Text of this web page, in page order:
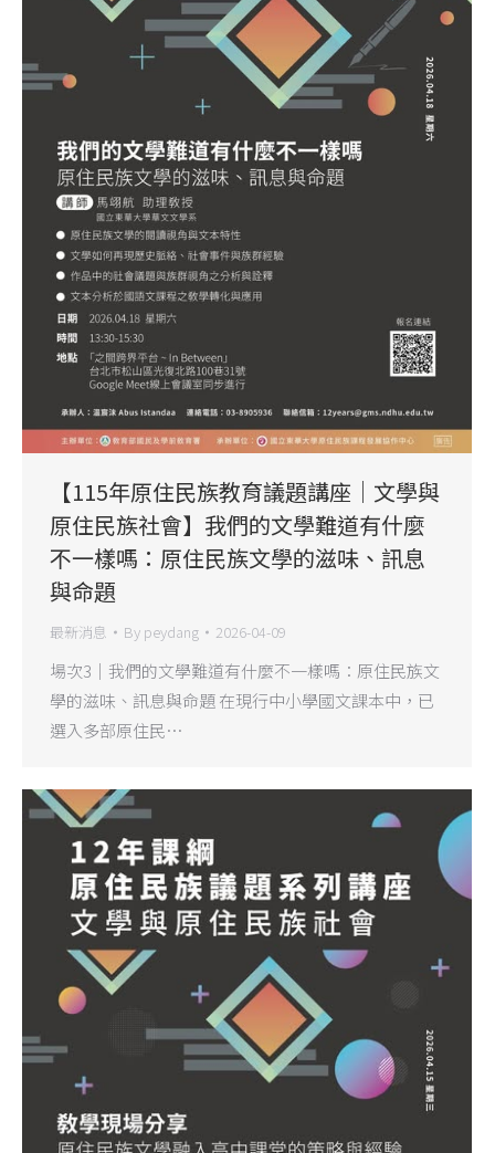
【115年原住民族教育議題講座｜文學與
原住民族社會】我們的文學難道有什麼
不一樣嗎：原住民族文學的滋味、訊息
與命題
最新消息 By peydang 2026-04-09
場次3｜我們的文學難道有什麼不一樣嗎：原住民族文
學的滋味、訊息與命題 在現行中小學國文課本中，已
選入多部原住民…